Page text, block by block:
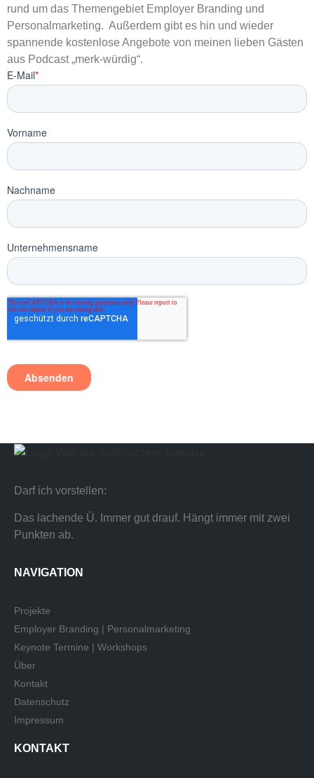
rund um das Themengebiet Employer Branding und
Personalmarketing. Außerdem gibt es hin und wieder
spannende kostenlose Angebote von meinen lieben Gästen
aus Podcast „merk-würdig“.
Darf ich vorstellen:
Das lachende Ü. Immer gut drauf. Hängt immer mit zwei
Punkten ab.
NAVIGATION
Projekte
Employer Branding | Personalmarketing
Keynote Termine | Workshops
Über
Kontakt
Datenschutz
Impressum
KONTAKT